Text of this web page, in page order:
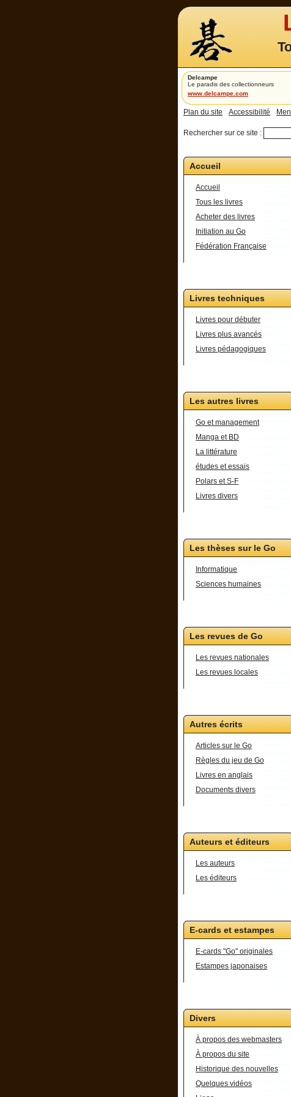
Delcampe
Le paradis des collectionneurs
www.delcampe.com
Plan du site Accessibilité
Rechercher sur ce site :
Accueil
Accueil
Tous les livres
Acheter des livres
Initiation au Go
Fédération Française
Livres techniques
Livres pour débuter
Livres plus avancés
Livres pédagogiques
Les autres livres
Go et management
Manga et BD
La littérature
études et essais
Polars et S-F
Livres divers
Les thèses sur le Go
Informatique
Sciences humaines
Les revues de Go
Les revues nationales
Les revues locales
Autres écrits
Articles sur le Go
Règles du jeu de Go
Livres en anglais
Documents divers
Auteurs et éditeurs
Les auteurs
Les éditeurs
E-cards et estampes
E-cards "Go" originales
Estampes japonaises
Divers
À propos des webmasters
À propos du site
Historique des nouvelles
Quelques vidéos